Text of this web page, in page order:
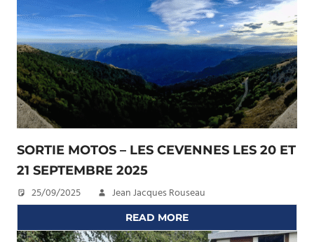
SORTIE MOTOS – LES CEVENNES LES 20 ET
21 SEPTEMBRE 2025
25/09/2025 Jean Jacques Rouseau
READ MORE